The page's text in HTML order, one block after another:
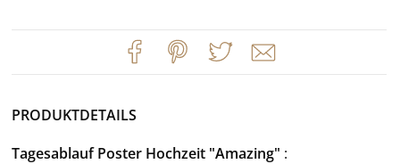
PRODUKTDETAILS
Tagesablauf Poster Hochzeit "Amazing"